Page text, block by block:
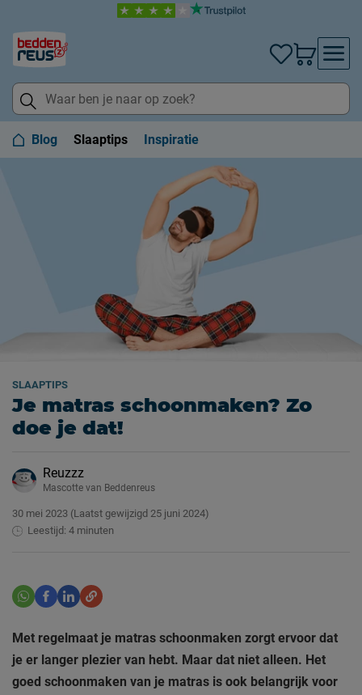
Blog Slaaptips Inspiratie
SLAAPTIPS
Je matras schoonmaken? Zo
doe je dat!
Reuzzz
Mascotte van Beddenreus
30 mei 2023 (Laatst gewijzigd 25 juni 2024)
Leestijd: 4 minuten
Met regelmaat je matras schoonmaken zorgt ervoor dat
je er langer plezier van hebt. Maar dat niet alleen. Het
goed schoonmaken van je matras is ook belangrijk voor